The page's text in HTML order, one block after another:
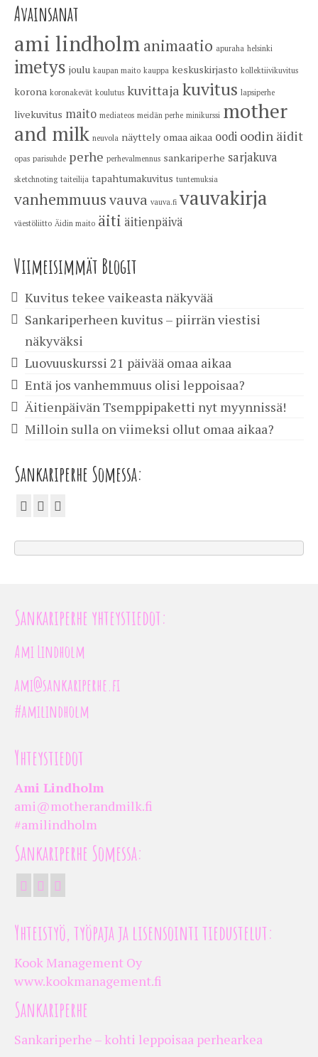
Avainsanat
ami lindholm animaatio apuraha helsinki
imetys joulu kaupan maito kauppa keskuskirjasto kollektiivikuvitus
korona koronakevät koulutus kuvittaja kuvitus lapsiperhe
livekuvitus maito mediateos meidän perhe minikurssi mother
and milk neuvola näyttely omaa aikaa oodi oodin äidit
opas parisuhde perhe perhevalmennus sankariperhe sarjakuva
sketchnoting taiteilija tapahtumakuvitus tuntemuksia
vanhemmuusvauva vauva.fi vauvakirja
väestöliitto Äidin maito äiti äitienpäivä
Viimeisimmät Blogit
Kuvitus tekee vaikeasta näkyvää
Sankariperheen kuvitus – piirrän viestisi
näkyväksi
Luovuuskurssi 21 päivää omaa aikaa
Entä jos vanhemmuus olisi leppoisaa?
Äitienpäivän Tsemppipaketti nyt myynnissä!
Milloin sulla on viimeksi ollut omaa aikaa?
Sankariperhe Somessa:
Sankariperhe yhteystiedot:
Ami Lindholm
ami@sankariperhe.fi
#amilindholm
Yhteystiedot
Ami Lindholm
ami@motherandmilk.fi
#amilindholm
Sankariperhe Somessa:
Yhteistyö, työpaja ja lisensointi tiedustelut:
Kook Management Oy
www.kookmanagement.fi
Sankariperhe
Sankariperhe – kohti leppoisaa perhearkea